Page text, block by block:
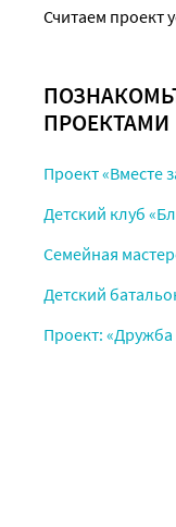
Считаем проект
ПРОЕКТАМИ
Проект «Вместе
Детский клуб
Семейная
Детский
Проект: